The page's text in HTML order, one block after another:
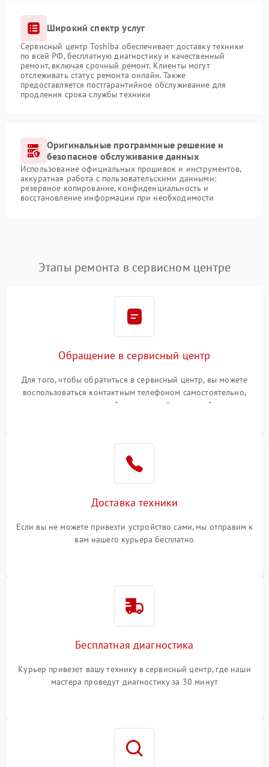
Широкий спектр услуг
Сервисный центр Toshiba обеспечивает доставку техники
по всей РФ, бесплатную диагностику и качественный
ремонт, включая срочный ремонт. Клиенты могут
отслеживать статус ремонта онлайн. Также
предоставляется постгарантийное обслуживание для
продления срока службы техники
Оригинальные программные решение и
безопасное обслуживание данных
Использование официальных прошивок и инструментов,
аккуратная работа с пользовательскими данными:
резервное копирование, конфиденциальность и
восстановление информации при необходимости
Этапы ремонта в сервисном центре
Обращение в сервисный центр
Для того, чтобы обратиться в сервисный центр, вы можете
воспользоваться контактным телефоном самостоятельно,
или оставить свой номер телефона на сайте
Доставка техники
Если вы не можете привезти устройство сами, мы отправим к
вам нашего курьера бесплатно
Бесплатная диагностика
Курьер привезет вашу технику в сервисный центр, где наши
мастера проведут диагностику за 30 минут